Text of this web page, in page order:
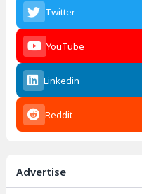
Twitter
YouTube
Linkedin
Reddit
Advertise